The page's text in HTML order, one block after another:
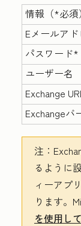
情報 （*必須）
Eメールア
パスワード*
ユーザー名
Exchange
Exchangeバ
注：
るように
ィーアプ
ります。
を使用し